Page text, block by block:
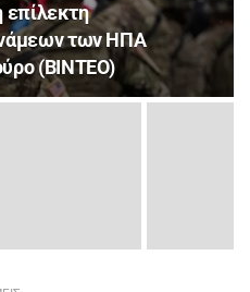
επίλεκτη
των ΗΠΑ
(BINTEO)